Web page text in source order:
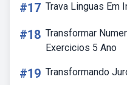
#17 Trava Linguas Em
#18 Transformar
Exercicios 5 Ano
#19 Transformando